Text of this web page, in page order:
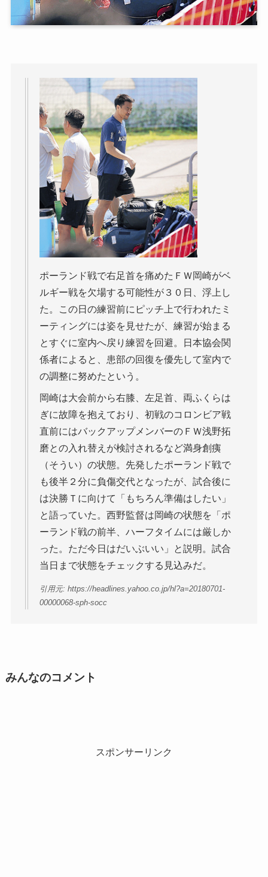
ポーランド戦で右足首を痛めたＦＷ岡崎がベ
ルギー戦を欠場する可能性が３０日、浮上し
た。この日の練習前にピッチ上で行われたミ
ーティングには姿を見せたが、練習が始まる
とすぐに室内へ戻り練習を回避。日本協会関
係者によると、患部の回復を優先して室内で
の調整に努めたという。
岡崎は大会前から右膝、左足首、両ふくらは
ぎに故障を抱えており、初戦のコロンビア戦
直前にはバックアップメンバーのＦＷ浅野拓
磨との入れ替えが検討されるなど満身創痍
（そうい）の状態。先発したポーランド戦で
も後半２分に負傷交代となったが、試合後に
は決勝Ｔに向けて「もちろん準備はしたい」
と語っていた。西野監督は岡崎の状態を「ポ
ーランド戦の前半、ハーフタイムには厳しか
った。ただ今日はだいぶいい」と説明。試合
当日まで状態をチェックする見込みだ。
引用元: https://headlines.yahoo.co.jp/hl?a=20180701-
00000068-sph-socc
みんなのコメント
スポンサーリンク